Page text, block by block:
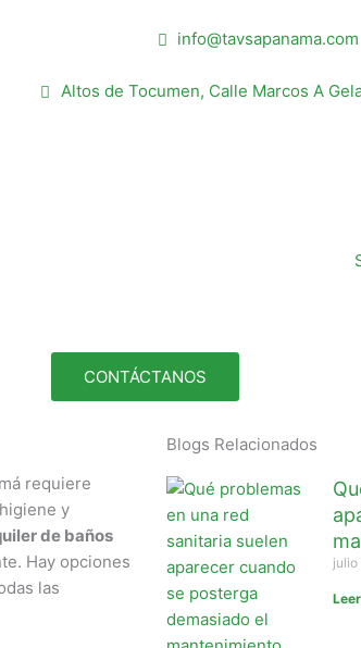
info@tavsapanama.com
Altos de Tocumen, Calle Marcos A
CONTÁCTANOS
requiere
y
de baños
Hay opciones
las
Blogs Relacionados
julio